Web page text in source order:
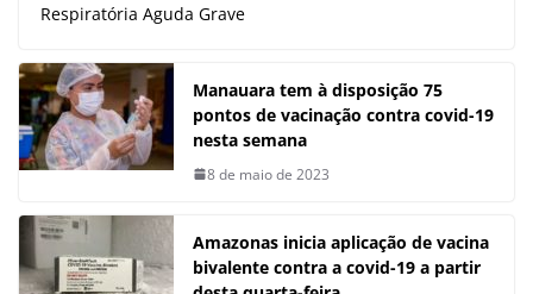
Respiratória Aguda Grave
Manauara tem à disposição 75
pontos de vacinação contra covid-19
nesta semana
8 de maio de 2023
Amazonas inicia aplicação de vacina
bivalente contra a covid-19 a partir